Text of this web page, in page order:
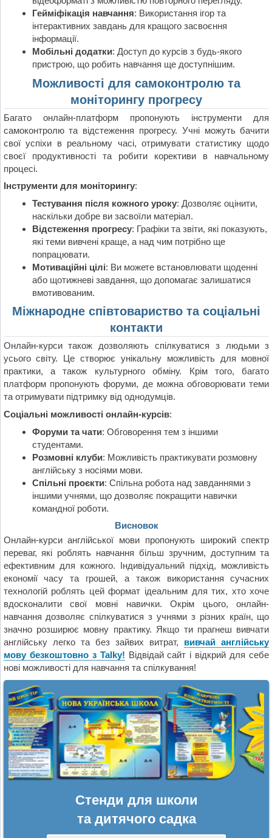
Гейміфікація навчання: Використання ігор та
інтерактивних завдань для кращого засвоєння
інформації.
Мобільні додатки: Доступ до курсів з будь-якого
пристрою, що робить навчання ще доступнішим.
Можливості для самоконтролю та
моніторингу прогресу
Багато онлайн-платформ пропонують інструменти для
самоконтролю та відстеження прогресу. Учні можуть бачити
свої успіхи в реальному часі, отримувати статистику щодо
своєї продуктивності та робити корективи в навчальному
процесі.
Інструменти для моніторингу:
Тестування після кожного уроку: Дозволяє оцінити,
наскільки добре ви засвоїли матеріал.
Відстеження прогресу: Графіки та звіти, які показують,
які теми вивчені краще, а над чим потрібно ще
попрацювати.
Мотиваційні цілі: Ви можете встановлювати щоденні
або щотижневі завдання, що допомагає залишатися
вмотивованим.
Міжнародне співтовариство та соціальні
контакти
Онлайн-курси також дозволяють спілкуватися з людьми з
усього світу. Це створює унікальну можливість для мовної
практики, а також культурного обміну. Крім того, багато
платформ пропонують форуми, де можна обговорювати теми
та отримувати підтримку від однодумців.
Соціальні можливості онлайн-курсів:
Форуми та чати: Обговорення тем з іншими
студентами.
Розмовні клуби: Можливість практикувати розмовну
англійську з носіями мови.
Спільні проєкти: Спільна робота над завданнями з
іншими учнями, що дозволяє покращити навички
командної роботи.
Висновок
Онлайн-курси англійської мови пропонують широкий спектр
переваг, які роблять навчання більш зручним, доступним та
ефективним для кожного. Індивідуальний підхід, можливість
економії часу та грошей, а також використання сучасних
технологій роблять цей формат ідеальним для тих, хто хоче
вдосконалити свої мовні навички. Окрім цього, онлайн-
навчання дозволяє спілкуватися з учнями з різних країн, що
значно розширює мовну практику. Якщо ти прагнеш вивчати
англійську легко та без зайвих витрат, вивчай англійську
мову безкоштовно з Talky! Відвідай сайт і відкрий для себе
нові можливості для навчання та спілкування!
Стенди для школи
та дитячого садка